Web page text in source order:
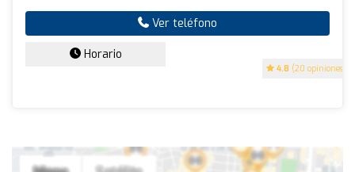
4.8 (20 opiniones)
Ver teléfono
Horario